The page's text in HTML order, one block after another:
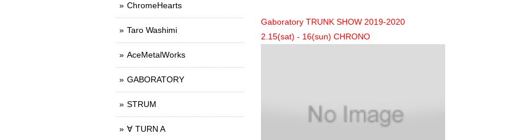
Gaboratory TRUNK SHOW 2019-2020
2.15(sat) - 16(sun) CHRONO
ChromeHearts
Taro Washimi
AceMetalWorks
GABORATORY
STRUM
∀ TURN A